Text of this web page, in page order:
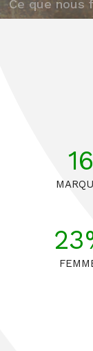
Ce que nous
16